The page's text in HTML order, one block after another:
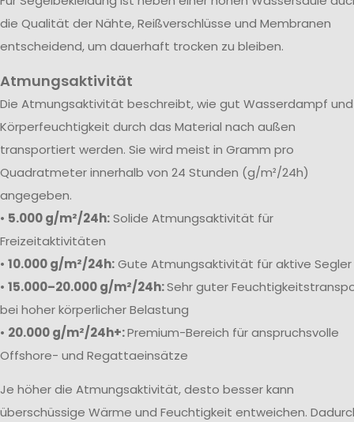
die Qualität der Nähte, Reißverschlüsse und Membranen
entscheidend, um dauerhaft trocken zu bleiben.
Atmungsaktivität
Die Atmungsaktivität beschreibt, wie gut Wasserdampf und
Körperfeuchtigkeit durch das Material nach außen
transportiert werden. Sie wird meist in Gramm pro
Quadratmeter innerhalb von 24 Stunden (g/m²/24h)
angegeben.
• 5.000 g/m²/24h:Solide Atmungsaktivität für
Freizeitaktivitäten
• 10.000 g/m²/24h:Gute Atmungsaktivität für aktive Segler
• 15.000–20.000 g/m²/24h:Sehr guter
bei hoher körperlicher Belastung
• 20.000 g/m²/24h+:Premium-Bereich für anspruchsvolle
Offshore- und Regattaeinsätze
Je höher die Atmungsaktivität, desto besser kann
überschüssige Wärme und Feuchtigkeit entweichen.